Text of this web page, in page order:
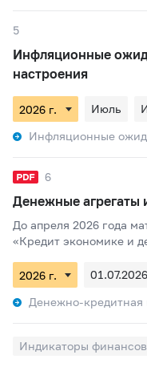
5
Инфляционные
настроения
Июль
Инфляционные
6
Денежные агрегаты
До апреля 2026 года
«Кредит экономике и
01.07.2026
Денежно-кредитная
Индикаторы